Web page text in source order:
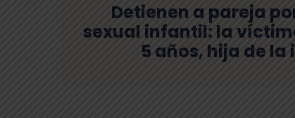
Detienen a pareja
sexual infantil: la
5 años, hija de